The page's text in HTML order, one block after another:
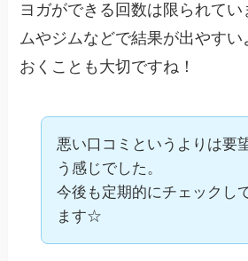
ヨガができる回数は限られてい
ムやジムなどで結果が出やすい
おくことも大切ですね！
悪い口コミというよりは要
う感じでした。
今後も定期的にチェックし
ます☆